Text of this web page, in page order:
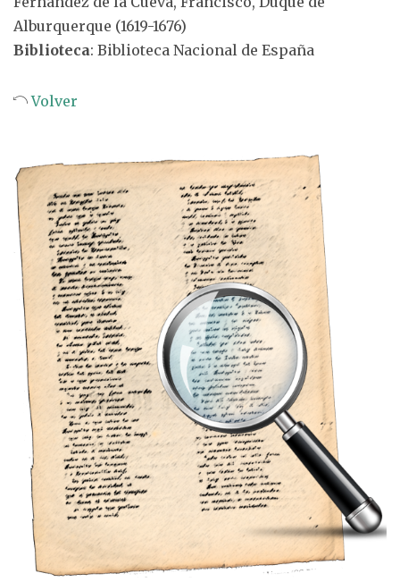
Alburquerque (1619-1676)
Biblioteca: Biblioteca Nacional de España
Volver